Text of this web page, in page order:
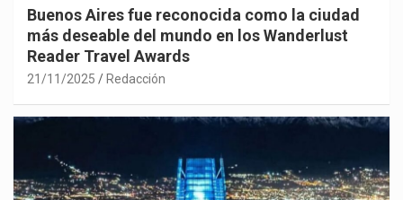
Buenos Aires fue reconocida como la ciudad
más deseable del mundo en los Wanderlust
Reader Travel Awards
21/11/2025 Redacción